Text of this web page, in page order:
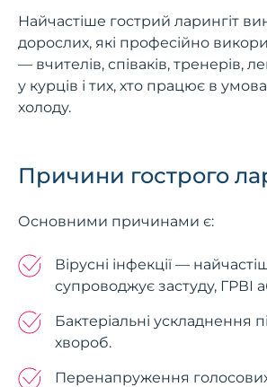
Найчастіше гострий ларингіт
дорослих, які професійно
— вчителів, співаків, тренерів,
у курців і тих, хто працює в
холоду.
Причини гострого
Основними причинами є:
Вірусні інфекції —
супроводжує застуду, ГРВІ
Бактеріальні ускладнення
хвороб.
Перенапруження